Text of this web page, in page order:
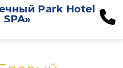
Park Hotel
SPA»